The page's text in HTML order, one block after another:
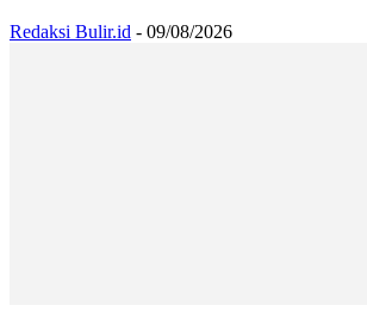
Redaksi Bulir.id - 09/08/2026